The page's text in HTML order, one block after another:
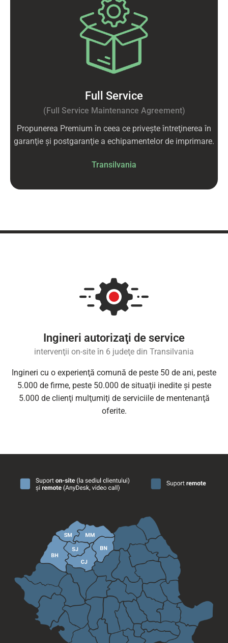
Full Service
(Full Service Maintenance Agreement)
Propunerea Premium în ceea ce priveşte întreţinerea în
garanţie şi postgaranţie a echipamentelor de imprimare.
Transilvania
Ingineri autorizaţi de service
intervenţii on-site în 6 judeţe din Transilvania
Ingineri cu o experienţă comună de peste 50 de ani, peste
5.000 de firme, peste 50.000 de situaţii inedite şi peste
5.000 de clienţi mulţumiţi de serviciile de mentenanţă
oferite.